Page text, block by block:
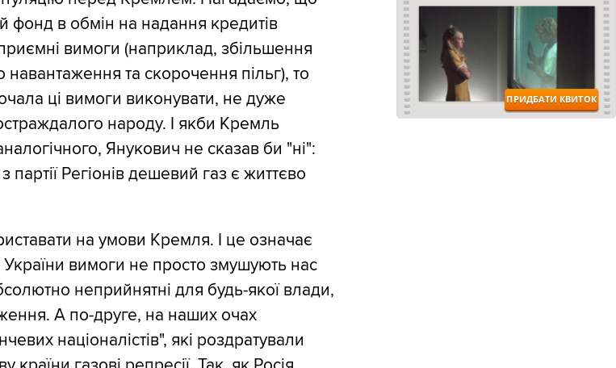
в обмін на надання кредитів
вимоги (наприклад, збільшення
навантаження та скорочення пільг), то
ці вимоги виконувати, не дуже
народу. І якби Кремль
Янукович не сказав би "ні":
партії Регіонів дешевий газ є життєво
на умови Кремля. І це означає
України вимоги не просто змушують нас
неприйнятні для будь-якої влади,
А по-друге, на наших очах
націоналістів", які роздратували